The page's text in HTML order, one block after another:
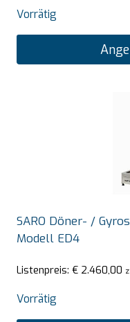
Vorrätig
SARO Döner- /
Modell ED4
Listenpreis: € 2.460,00
Vorrätig